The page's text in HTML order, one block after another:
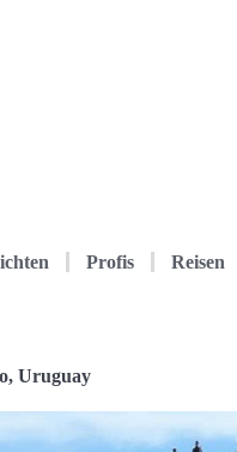
Profis Reisen
Uruguay